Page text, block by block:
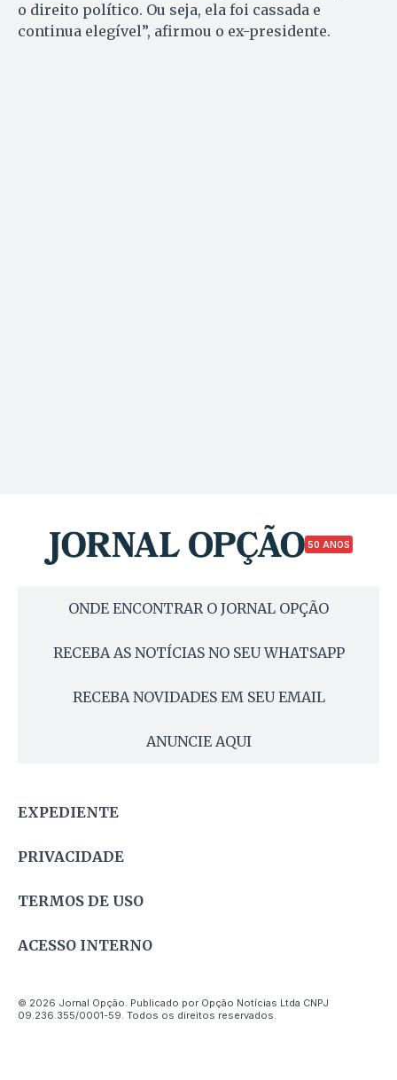
o direito político. Ou seja, ela foi cassada e
continua elegível”, afirmou o ex-presidente.
50 ANOS
ONDE ENCONTRAR O JORNAL OPÇÃO
RECEBA AS NOTÍCIAS NO SEU WHATSAPP
RECEBA NOVIDADES EM SEU EMAIL
ANUNCIE AQUI
EXPEDIENTE
PRIVACIDADE
TERMOS DE USO
ACESSO INTERNO
© 2026 Jornal Opção. Publicado por Opção Notícias Ltda CNPJ
09.236.355/0001-59. Todos os direitos reservados.